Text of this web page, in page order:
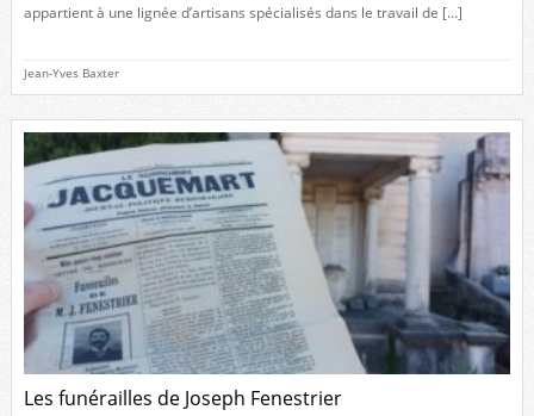
appartient à une lignée d’artisans spécialisés dans le travail de […]
Jean-Yves Baxter
Les funérailles de Joseph Fenestrier